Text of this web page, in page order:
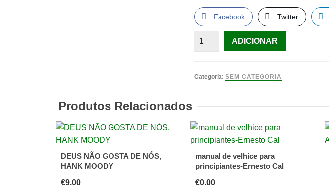
Facebook Twitter
Quantidade
Perfil
trabalho
e
de
Marta
ADICIONAR
Categoria:SEM CATEGORIA
Produtos Relacionados
DEUS NÃO GOSTA DE NÓS,
HANK MOODY
€9.00
manual de velhice para
principiantes-Ernesto Cal
€0.00